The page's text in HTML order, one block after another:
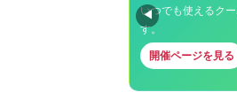
いつでも使えるク
す。
開催ページを見る
◀